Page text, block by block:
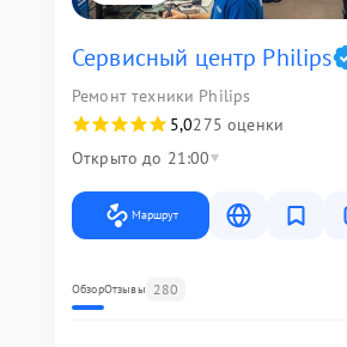
Сервисный центр Philips
Ремонт техники Philips
5,0275 оценки
Открыто до 21:00
Маршрут
ОбзорОтзывы 280